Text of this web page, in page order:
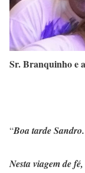
Sr. Branquinho e
“Boa tarde Sandro.
Nesta viagem de